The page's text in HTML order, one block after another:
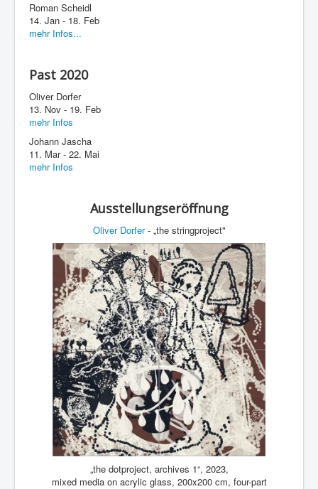
Roman Scheidl
14. Jan - 18. Feb
mehr Infos...
Past 2020
Oliver Dorfer
13. Nov - 19. Feb
mehr Infos
Johann Jascha
11. Mar - 22. Mai
mehr Infos
Ausstellungseröffnung
Oliver Dorfer- „the stringproject"
„the dotproject, archives 1“, 2023,
mixed media on acrylic glass, 200x200 cm, four-part